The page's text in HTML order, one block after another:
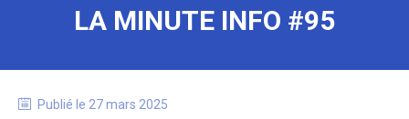
LA MINUTE INFO #95
Publié le 27 mars 2025